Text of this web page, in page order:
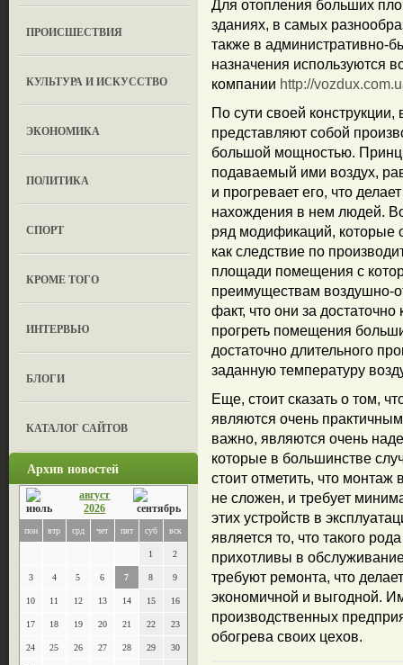
ПРОИСШЕСТВИЯ
КУЛЬТУРА И ИСКУССТВО
ЭКОНОМИКА
ПОЛИТИКА
СПОРТ
КРОМЕ ТОГО
ИНТЕРВЬЮ
БЛОГИ
КАТАЛОГ САЙТОВ
Архив новостей
август
2026
пон втр срд чет пят суб вск
1 2
3 4 5 6 7 8 9
10 11 12 13 14 15 16
17 18 19 20 21 22 23
24 25 26 27 28 29 30
Для отопления больших
зданиях, в самых
также в административно-
назначения используются
компании http://
По сути своей
представляют собой
большой мощностью.
подаваемый ими воздух,
и прогревает его, что
нахождения в нем людей.
ряд модификаций, которые
как следствие по
площади помещения с
преимуществам воздушно-
факт, что они за
прогреть помещения
достаточно длительного
заданную температуру
Еще, стоит сказать о том,
являются очень
важно, являются очень
которые в большинстве
стоит отметить, что монтаж
не сложен, и требует
этих устройств в
является то, что такого
прихотливы в
требуют ремонта, что
экономичной и выгодной.
производственных
обогрева своих цехов.